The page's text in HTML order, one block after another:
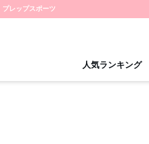
プレップスポーツ
人気ランキング